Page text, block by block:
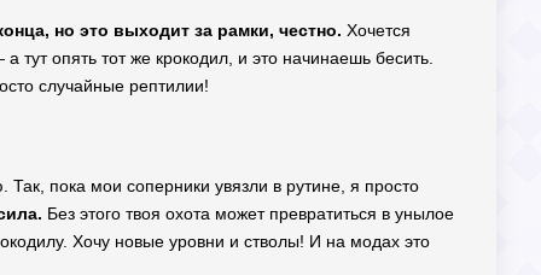
но это выходит за рамки, честно. Хочется
опять тот же крокодил, и это начинаешь бесить.
случайные рептилии!
пока мои соперники увязли в рутине, я просто
Без этого твоя охота может превратиться в унылое
Хочу новые уровни и стволы! И на модах это